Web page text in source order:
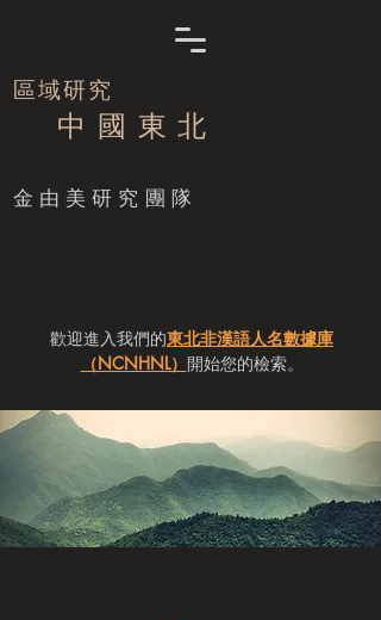
區域研究
中 國 東 北
​金由美研究團隊
歡迎進入我們的東北非漢語人名數據庫
（NCNHNL） 開始您的檢索。